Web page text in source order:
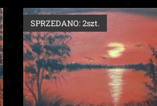
SPRZEDANO: 2szt.